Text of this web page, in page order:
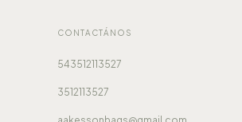
CONTACTÁNOS
543512113527
3512113527